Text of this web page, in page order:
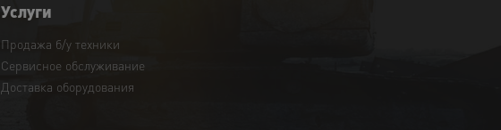
Услуги
Продажа б/у техники
Сервисное обслуживание
Доставка оборудования